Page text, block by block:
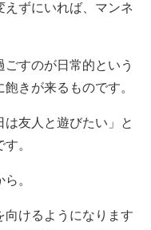
えずにいれば、マンネ
すのが日常的という
きが来るものです。
友人と遊びたい」と
。
。
向けるようになります